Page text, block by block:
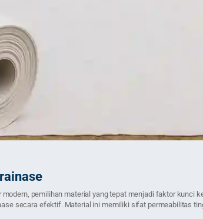
pemilihan material yang tepat menjadi faktor kunci
secara efektif. Material ini memiliki sifat permeabilitas